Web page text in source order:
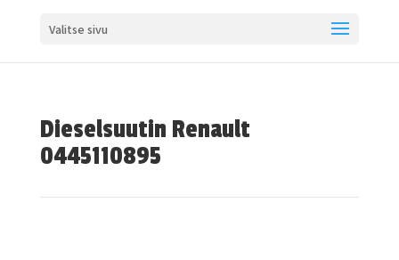
Valitse sivu
Dieselsuutin Renault
0445110895